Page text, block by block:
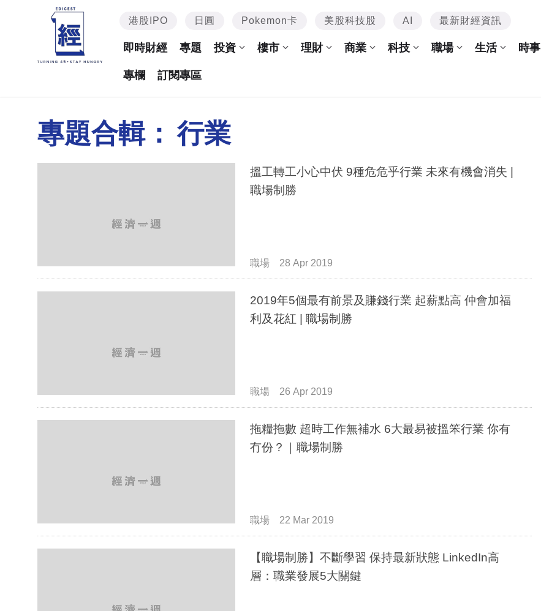
港股IPO 日圓 Pokemon卡 美股科技股 AI 最新財經資訊
即時財經 專題 投資 樓市 理財 商業 科技 職場 生活 時事
專欄 訂閱專區
專題合輯： 行業
搵工轉工小心中伏 9種危危乎行業 未來有機會消失 |
職場制勝
職場 28 Apr 2019
2019年5個最有前景及賺錢行業 起薪點高 仲會加福
利及花紅 | 職場制勝
職場 26 Apr 2019
拖糧拖數 超時工作無補水 6大最易被搵笨行業 你有
冇份？｜職場制勝
職場 22 Mar 2019
【職場制勝】不斷學習 保持最新狀態 LinkedIn高
層：職業發展5大關鍵